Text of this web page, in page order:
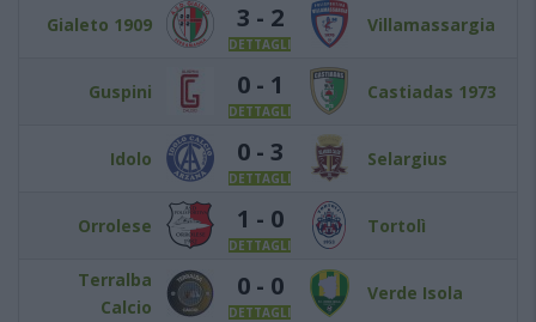
Gialeto 1909 3 - 2
DETTAGLI
Villamassargia
Guspini 0 - 1
DETTAGLI
Castiadas 1973
Idolo 0 - 3
DETTAGLI
Selargius
Orrolese 1 - 0
DETTAGLI
Tortolì
Terralba
Calcio
0 - 0
DETTAGLI
Verde Isola